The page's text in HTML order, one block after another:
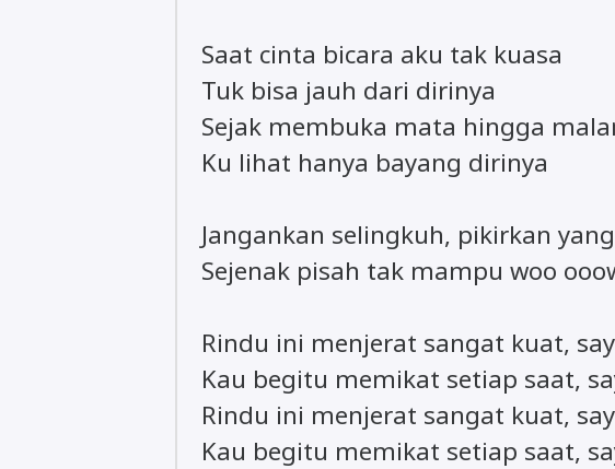
Saat cinta bicara aku tak kuasa
Tuk bisa jauh dari dirinya
Sejak membuka mata hingga
Ku lihat hanya bayang dirinya
Jangankan selingkuh, pikirkan
Sejenak pisah tak mampu woo
Rindu ini menjerat sangat kuat,
Kau begitu memikat setiap saat,
Rindu ini menjerat sangat kuat,
Kau begitu memikat setiap saat,